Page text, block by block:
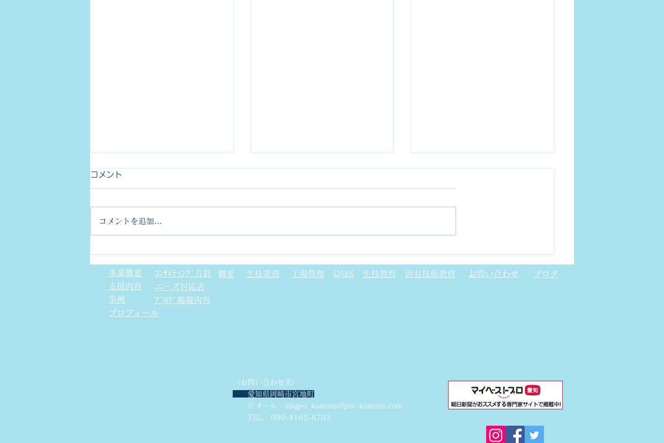
ガラフェノール樹脂について
フォトニック結晶レーザー
(PCSEL)について
コメント
コメントを追加…
概要 生技業務 工場管理 QMS 生技教育 固有技術教育 ブログ
事業概要
支援内容
事例
プロフィール
ｺﾝｻﾙﾃｨﾝｸﾞ方針
​ニーズ対応表
ﾌﾞﾛｸﾞ掲載内容
お問い合わせ
（お問い合わせ先）
愛知県岡崎市宮地町
Ｅメール： shigeo_kumata@pec-kumata.com
TEL：090-4165-8703